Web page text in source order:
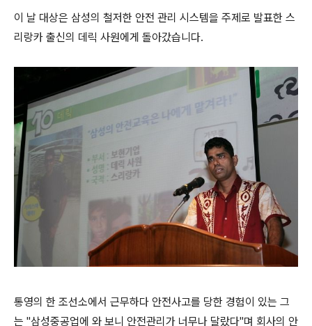
이 날 대상은 삼성의 철저한 안전 관리 시스템을 주제로 발표한 스
리랑카 출신의 데릭 사원에게 돌아갔습니다.
통영의 한 조선소에서 근무하다 안전사고를 당한 경험이 있는 그
는 "삼성중공업에 와 보니 안전관리가 너무나 달랐다"며 회사의 안